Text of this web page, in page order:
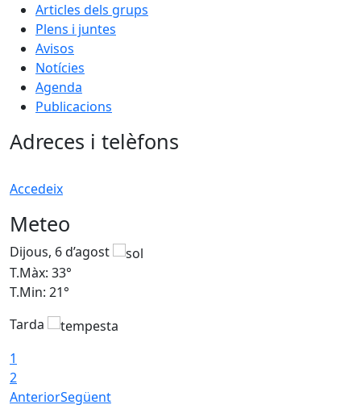
Articles dels grups
Plens i juntes
Avisos
Notícies
Agenda
Publicacions
Adreces i telèfons
Accedeix
Meteo
Dijous, 6 d’agost
T.Màx: 33°
T.Min: 21°
Tarda
1
2
AnteriorSegüent